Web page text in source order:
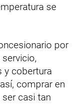
se
por
y cobertura
comprar en
casi tan